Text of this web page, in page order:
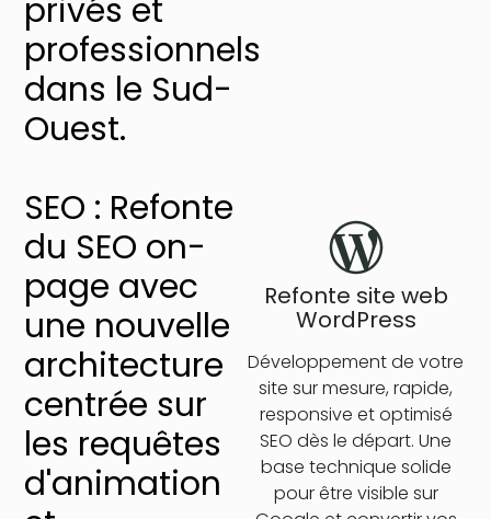
privés et
professionnels
dans le Sud-
Ouest.
SEO : Refonte
du SEO on-
page avec
une nouvelle
architecture
centrée sur
les requêtes
d'animation
Refonte site web
WordPress
Développement de votre
site sur mesure, rapide,
responsive et optimisé
SEO dès le départ. Une
base technique solide
pour être visible sur